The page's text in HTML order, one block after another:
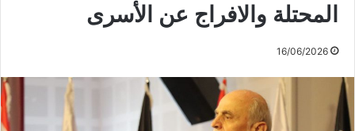
المحتلة والافراج عن الأسرى
16/06/2026